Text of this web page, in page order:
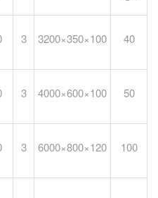
3 3200×350×100 40
3 4000×600×100 50
3 6000×800×120 100